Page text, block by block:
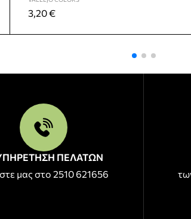
3,20€
ΠΕΛΑΤΩΝ
μας στο 2510 621656